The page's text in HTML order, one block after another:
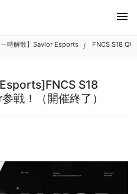
menu
一時解散】Savior Esports FNCS S18
S18
戦！（開催終了）